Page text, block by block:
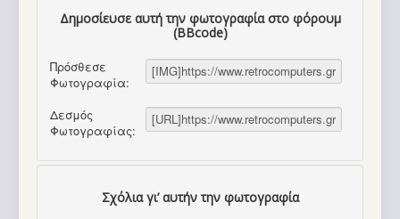
Δημοσίευσε αυτή την φωτογραφία στο φόρουμ
(BBcode)
Πρόσθεσε
Φωτογραφία:
Δεσμός
Φωτογραφίας:
Σχόλια γι’ αυτήν την φωτογραφία